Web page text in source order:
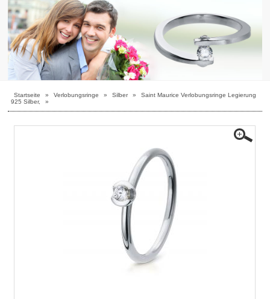
Startseite » Verlobungsringe » Silber »
Saint Maurice Verlobungsringe Legierung
925 Silber,
»